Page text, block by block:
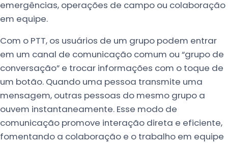
emergências, operações de campo ou colaboração
em equipe.
Com o PTT, os usuários de um grupo podem entrar
em um canal de comunicação comum ou “grupo de
conversação” e trocar informações com o toque de
um botão. Quando uma pessoa transmite uma
mensagem, outras pessoas do mesmo grupo a
ouvem instantaneamente. Esse modo de
comunicação promove interação direta e eficiente,
fomentando a colaboração e o trabalho em equipe